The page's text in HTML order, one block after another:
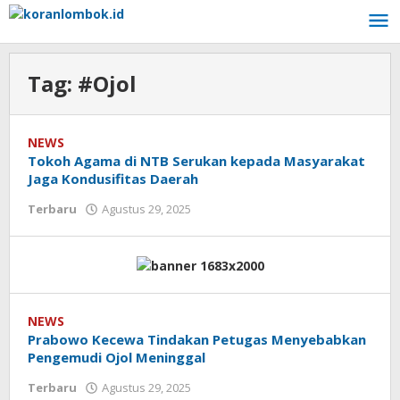
Lewati
konten
Tag: #Ojol
NEWS
Tokoh Agama di NTB Serukan kepada Masyarakat
Jaga Kondusifitas Daerah
Terbaru Agustus 29, 2025
NEWS
Prabowo Kecewa Tindakan Petugas Menyebabkan
Pengemudi Ojol Meninggal
Terbaru Agustus 29, 2025